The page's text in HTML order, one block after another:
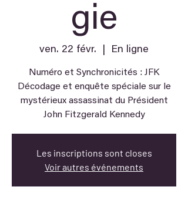
gie
ven. 22 févr. En ligne
Numéro et Synchronicités : JFK
Décodage et enquête spéciale sur le
mystérieux assassinat du Président
John Fitzgerald Kennedy
Les inscriptions sont closes
Voir autres événements